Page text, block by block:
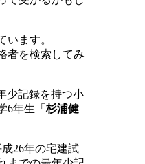
います。
者を検索してみ
少記録を持つ小
6年生「 杉浦健
26年の宅建試